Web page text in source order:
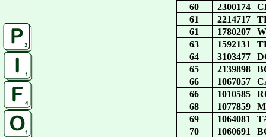
60
2300174
61
2214717
61
1780207
63
1592131
64
3103477
65
2139898
66
1067057
66
1010585
68
1077859
69
1064081
70
1060691